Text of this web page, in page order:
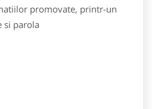
promovate, printr-un
si parola